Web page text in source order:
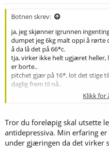
Botnen skrev:
ja, jeg skjønner igrunnen
dumpet jeg 6kg malt oppi å rørte
å da lå det på 66*c.
tja, virker ikke helt ugjæret heller,
er borte..
pitchet gjær på 16*, lot det stige
daglig frem til nå..
satte en startet på 2l, med
Klikk for
Tror du foreløpig skal utsette
antidepressiva. Min erfaring
under gjæringen da det virker